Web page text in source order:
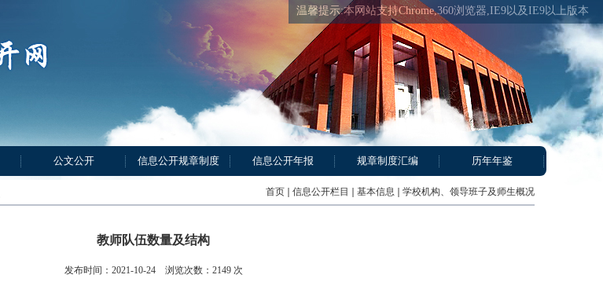
公文公开 信息公开规章制度 信息公开年报 规章制度汇编 历年年鉴
首页 信息公开栏目 基本信息 学校机构、领导班子及师生概况
教师队伍数量及结构
发布时间：2021-10-24 浏览次数： 2149 次
温馨提示:本网站支持Chrome,360浏览器,IE9以及IE9以上版本